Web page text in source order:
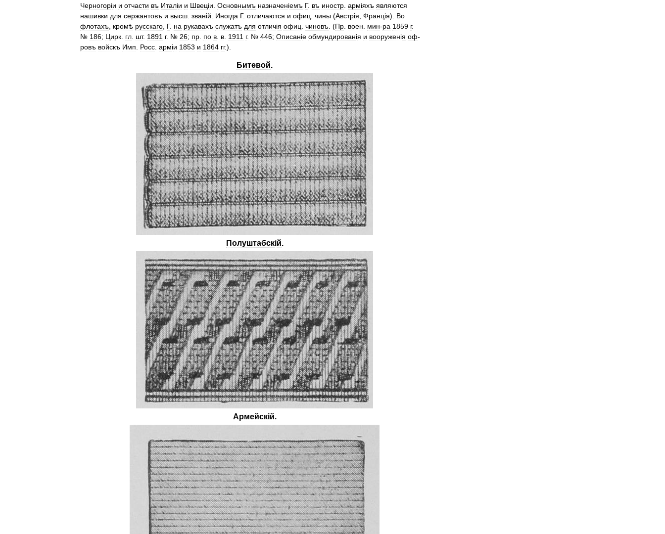
Черногоріи и отчасти въ Италіи и Швеціи. Основнымъ назначеніемъ Г. въ иностр. арміяхъ являются
нашивки для сержантовъ и высш. званій. Иногда Г. отличаются и офиц. чины (Австрія, Франція). Во
флотахъ, кромѣ русскаго, Г. на рукавахъ служатъ для отличія офиц. чиновъ. (Пр. воен. мин-ра 1859 г.
№ 186; Цирк. гл. шт. 1891 г. № 26; пр. по в. в. 1911 г. № 446; Описаніе обмундированія и вооруженія оф-
ровъ войскъ Имп. Росс. арміи 1853 и 1864 гг.).
Битевой.
Полуштабскій.
Армейскій.